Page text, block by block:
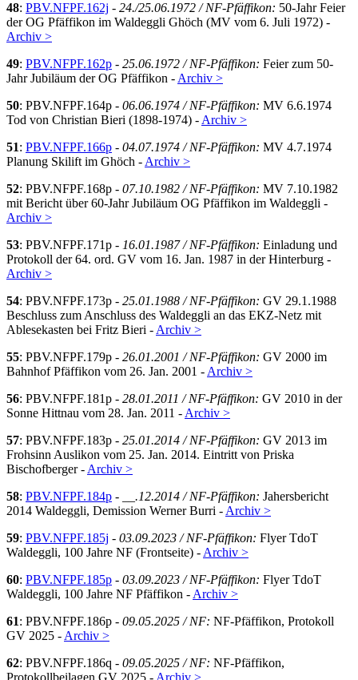
48: PBV.NFPF.162j - 24./25.06.1972 / NF-Pfäffikon: 50-Jahr Feier
der OG Pfäffikon im Waldeggli Ghöch (MV vom 6. Juli 1972) -
Archiv >
49: PBV.NFPF.162p - 25.06.1972 / NF-Pfäffikon: Feier zum 50-
Jahr Jubiläum der OG Pfäffikon - Archiv >
50: PBV.NFPF.164p - 06.06.1974 / NF-Pfäffikon: MV 6.6.1974
Tod von Christian Bieri (1898-1974) - Archiv >
51: PBV.NFPF.166p - 04.07.1974 / NF-Pfäffikon: MV 4.7.1974
Planung Skilift im Ghöch - Archiv >
52: PBV.NFPF.168p - 07.10.1982 / NF-Pfäffikon: MV 7.10.1982
mit Bericht über 60-Jahr Jubiläum OG Pfäffikon im Waldeggli -
Archiv >
53: PBV.NFPF.171p - 16.01.1987 / NF-Pfäffikon: Einladung und
Protokoll der 64. ord. GV vom 16. Jan. 1987 in der Hinterburg -
Archiv >
54: PBV.NFPF.173p - 25.01.1988 / NF-Pfäffikon: GV 29.1.1988
Beschluss zum Anschluss des Waldeggli an das EKZ-Netz mit
Ablesekasten bei Fritz Bieri - Archiv >
55: PBV.NFPF.179p - 26.01.2001 / NF-Pfäffikon: GV 2000 im
Bahnhof Pfäffikon vom 26. Jan. 2001 - Archiv >
56: PBV.NFPF.181p - 28.01.2011 / NF-Pfäffikon: GV 2010 in der
Sonne Hittnau vom 28. Jan. 2011 - Archiv >
57: PBV.NFPF.183p - 25.01.2014 / NF-Pfäffikon: GV 2013 im
Frohsinn Auslikon vom 25. Jan. 2014. Eintritt von Priska
Bischofberger - Archiv >
58: PBV.NFPF.184p - __.12.2014 / NF-Pfäffikon: Jahersbericht
2014 Waldeggli, Demission Werner Burri - Archiv >
59: PBV.NFPF.185j - 03.09.2023 / NF-Pfäffikon: Flyer TdoT
Waldeggli, 100 Jahre NF (Frontseite) - Archiv >
60: PBV.NFPF.185p - 03.09.2023 / NF-Pfäffikon: Flyer TdoT
Waldeggli, 100 Jahre NF Pfäffikon - Archiv >
61: PBV.NFPF.186p - 09.05.2025 / NF: NF-Pfäffikon, Protokoll
GV 2025 - Archiv >
62: PBV.NFPF.186q - 09.05.2025 / NF: NF-Pfäffikon,